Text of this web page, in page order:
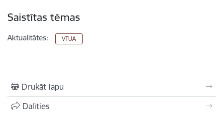
Saistītas tēmas
Aktualitātes: VTUA
Drukāt lapu
Dalīties